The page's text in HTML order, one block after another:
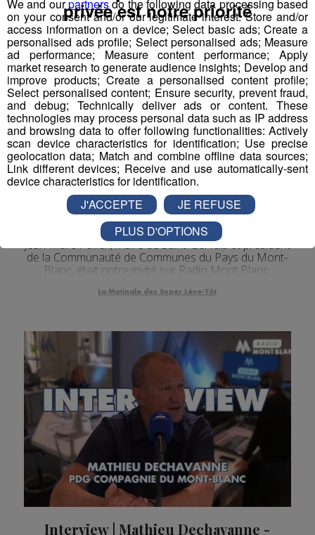
Interview | Jean-Marc Peillex -
Maire de Saint-Gervais &
Président de la CCPMB
Jean-Marc Peillex, maire de Saint-Gervais et président
de la Communauté de Communes du Pays du Mont-
Blanc, était notre invité sur Radio Mont Blanc.
La Matinale des Super Lève-Tôt
Interview | Mathieu Dechavanne -
We and ourpartnersdo the following data processing based
on your consent and/or our legitimate interest: Store and/or
access information on a device; Select basic ads; Create a
personalised ads profile; Select personalised ads; Measure
ad performance; Measure content performance; Apply
market research to generate audience insights; Develop and
improve products; Create a personalised content profile;
Select personalised content; Ensure security, prevent fraud,
and debug; Technically deliver ads or content. These
technologies may process personal data such as IP address
and browsing data to offer following functionalities: Actively
scan device characteristics for identification; Use precise
geolocation data; Match and combine offline data sources;
Link different devices; Receive and use automatically-sent
device characteristics for identification.
privée est notre priorité
J'ACCEPTE
JE REFUSE
PLUS D'OPTIONS